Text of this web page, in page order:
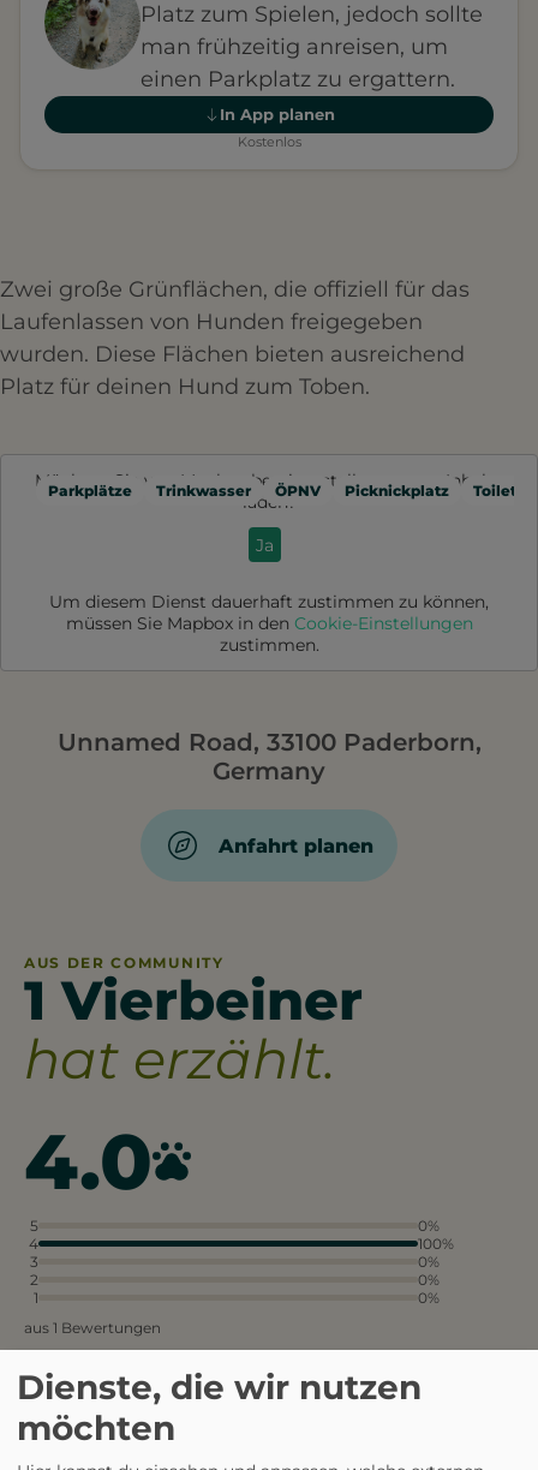
Platz zum Spielen, jedoch sollte
man frühzeitig anreisen, um
einen Parkplatz zu ergattern.
In App planen
Kostenlos
Zwei große Grünflächen, die offiziell für das
Laufenlassen von Hunden freigegeben
wurden. Diese Flächen bieten ausreichend
Platz für deinen Hund zum Toben.
Parkplätze Trinkwasser ÖPNV Picknickplatz
Möchten Sie von Mapbox
bereitgestellte externe Inhalte
laden?
Ja
Um diesem Dienst dauerhaft zustimmen zu können,
müssen Sie Mapboxin den Cookie-Einstellungen
zustimmen.
Unnamed Road, 33100 Paderborn,
Germany
Anfahrt planen
AUS DER COMMUNITY
1 Vierbeiner
hat erzählt.
4.0
5
0%
4
100%
3
0%
2
0%
1
0%
aus 1 Bewertungen
Die Freilauffläche ist groß und
Dienste, die wir nutzen
möchten